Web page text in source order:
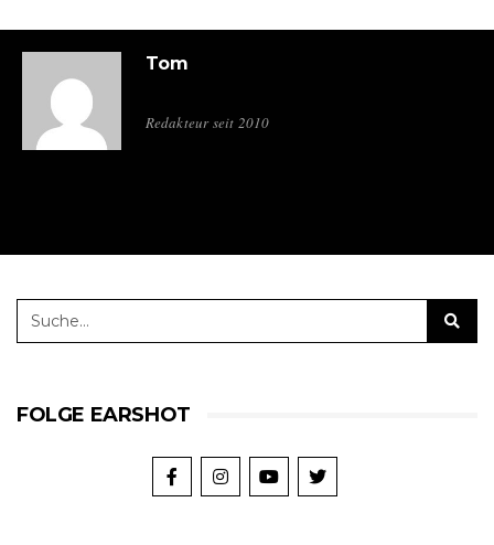
Tom
Redakteur seit 2010
FOLGE EARSHOT